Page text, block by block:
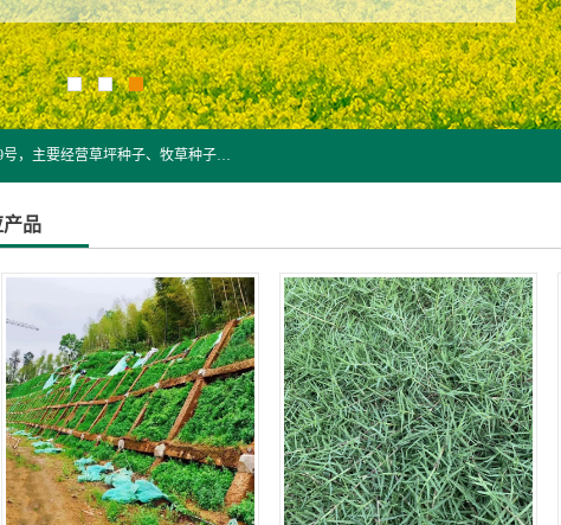
江苏野春种业有限公司是一家种子批发企业，位于沭阳县刘集镇南岗庄村杨东组159号，主要经营草坪种子、牧草种子、花草种子、复绿草种、绿化草籽、护坡草籽、绿肥种子、灌木种子、黑麦草种子、高羊茅种子、早熟禾种子、狗牙根种子、剪股颖种子等。
品